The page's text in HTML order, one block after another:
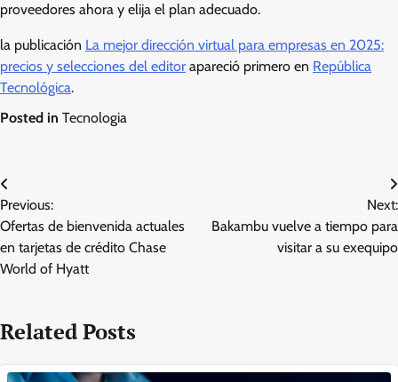
proveedores ahora y elija el plan adecuado.
la publicación La mejor dirección virtual para empresas en 2025:
precios y selecciones del editor apareció primero en República
Tecnológica.
Posted in Tecnologia
Post
navigation
Previous:
Ofertas de bienvenida actuales
en tarjetas de crédito Chase
World of Hyatt
Next:
Bakambu vuelve a tiempo para
visitar a su exequipo
Related Posts